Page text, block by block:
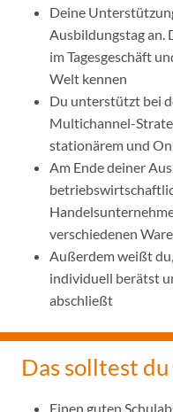
Deine
Ausbildungstag an.
im Tagesgeschäft
Welt kennen
Du unterstützt bei
Multichannel-
stationärem und
Am Ende deiner
verschiedenen
Außerdem weißt
individuell berätst
abschließt
Das solltest
Einen guten